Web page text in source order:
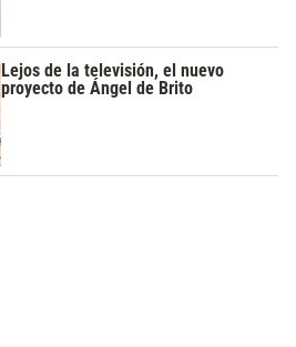
Lejos de la televisión, el nuevo
proyecto de Ángel de Brito